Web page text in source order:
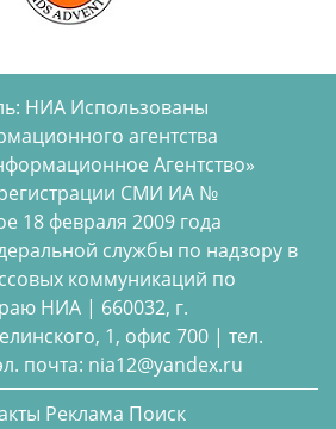
НИА Использованы
агентства
Агентство»
регистрации СМИ ИА №
18 февраля 2009 года
службы по надзору в
коммуникаций по
НИА | 660032, г.
1, офис 700 | тел.
почта: nia12@yandex.ru
Реклама Поиск